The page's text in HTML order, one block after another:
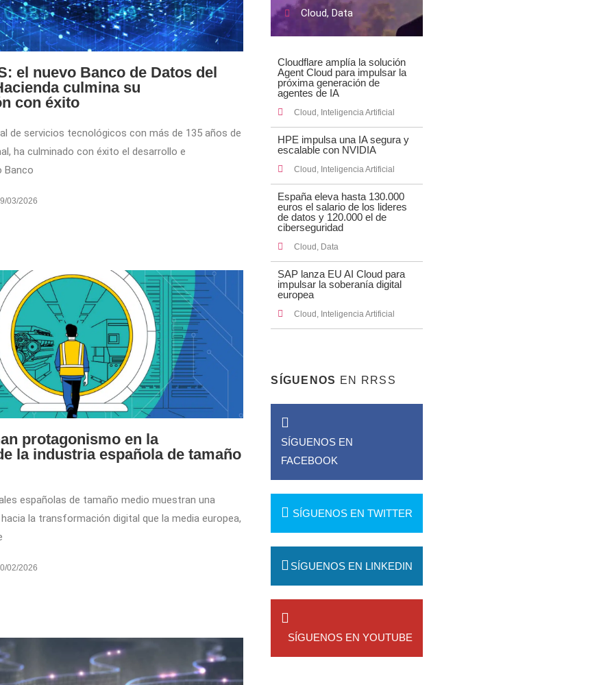
el nuevo Banco de Datos del
culmina su
con éxito
de servicios tecnológicos con más de 135 años de
ha culminado con éxito el desarrollo e
Banco
03/2026
protagonismo en la
la industria española de tamaño
españolas de tamaño medio muestran una
la transformación digital que la media europea,
02/2026
Cloud,Data
Cloudflare amplía la solución
Agent Cloud para impulsar la
próxima generación de
agentes de IA
Cloud , Inteligencia Artificial
HPE impulsa una IA segura y
escalable con NVIDIA
Cloud , Inteligencia Artificial
España eleva hasta 130.000
euros el salario de los lideres
de datos y 120.000 el de
ciberseguridad
Cloud , Data
SAP lanza EU AI Cloud para
impulsar la soberanía digital
europea
Cloud , Inteligencia Artificial
SÍGUENOS EN RRSS
SÍGUENOS EN
FACEBOOK
SÍGUENOS EN TWITTER
SÍGUENOS EN LINKEDIN
SÍGUENOS EN YOUTUBE